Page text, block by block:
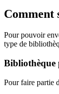
Comment
Pour pouvoir
type de
Bibliothèque
Pour faire partie